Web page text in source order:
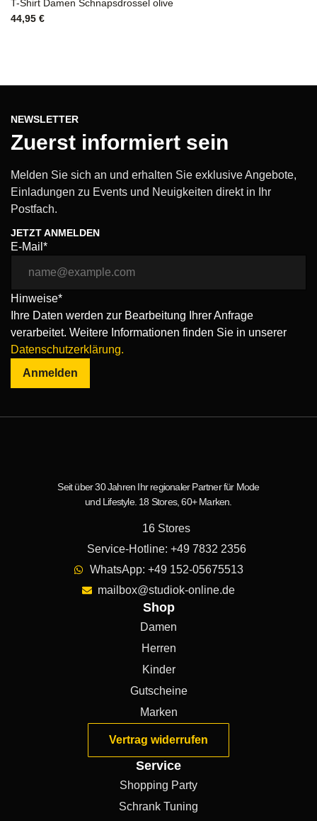
T-Shirt Damen Schnapsdrossel olive
44,95 €
NEWSLETTER
Zuerst informiert sein
Melden Sie sich an und erhalten Sie exklusive Angebote,
Einladungen zu Events und Neuigkeiten direkt in Ihr
Postfach.
JETZT ANMELDEN
E-Mail*
Hinweise*
Ihre Daten werden zur Bearbeitung Ihrer Anfrage
verarbeitet. Weitere Informationen finden Sie in unserer
Datenschutzerklärung.
Anmelden
Seit über 30 Jahren Ihr regionaler Partner für Mode
und Lifestyle. 18 Stores, 60+ Marken.
16 Stores
Service-Hotline: +49 7832 2356
WhatsApp: +49 152-05675513
mailbox@studiok-online.de
Shop
Damen
Herren
Kinder
Gutscheine
Marken
Vertrag widerrufen
Service
Shopping Party
Schrank Tuning